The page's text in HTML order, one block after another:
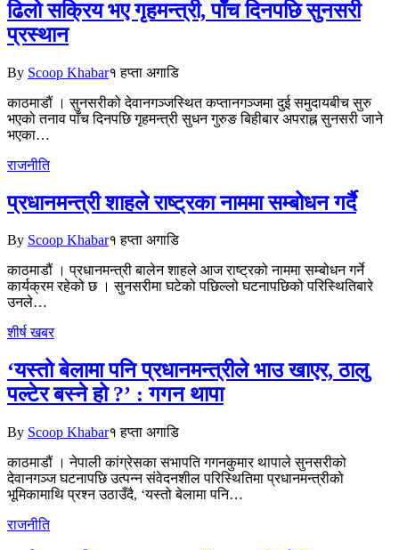
ढिलो सक्रिय भए गृहमन्त्री, पाँच दिनपछि सुनसरी
प्रस्थान
By Scoop Khabar१ हप्ता अगाडि
काठमाडौं । सुनसरीको देवानगञ्जस्थित कप्तानगञ्जमा दुई समुदायबीच सुरु
भएको तनाव पाँच दिनपछि गृहमन्त्री सुधन गुरुङ बिहीबार अपराह्न सुनसरी जाने
भएका…
राजनीति
प्रधानमन्त्री शाहले राष्ट्रका नाममा सम्बोधन गर्दै
By Scoop Khabar१ हप्ता अगाडि
काठमाडौं । प्रधानमन्त्री बालेन शाहले आज राष्ट्रको नाममा सम्बोधन गर्ने
कार्यक्रम रहेको छ । सुनसरीमा घटेको पछिल्लो घटनापछिको परिस्थितिबारे
उनले…
शीर्ष खबर
‘यस्तो बेलामा पनि प्रधानमन्त्रीले भाउ खाएर, ठालु
पल्टेर बस्ने हो ?’ : गगन थापा
By Scoop Khabar१ हप्ता अगाडि
काठमाडौं । नेपाली कांग्रेसका सभापति गगनकुमार थापाले सुनसरीको
देवानगञ्ज घटनापछि उत्पन्न संवेदनशील परिस्थितिमा प्रधानमन्त्रीको
भूमिकामाथि प्रश्न उठाउँदै, ‘यस्तो बेलामा पनि…
राजनीति